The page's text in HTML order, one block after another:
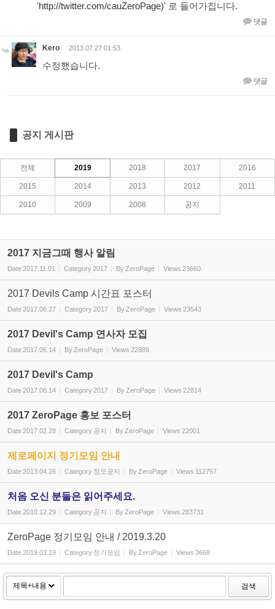
'http://twitter.com/cauZeroPage)' 로 들어가집니다.
댓글
Kero 2013.07.27 01:53
수정했습니다.
댓글
공지 게시판
전체 2019 2018 2017 2016
2015 2014 2013 2012 2011
2010 2009 2008 공지
2017 지금그때 행사 알림
Date2017.11.01 Category2017 By ZeroPage Views 23660
2017 Devils Camp 시간표 포스터
Date2017.06.27 Category2017 By ZeroPage Views 23543
2017 Devil's Camp 연사자 모집
Date2017.06.14 By ZeroPage Views 22889
2017 Devil's Camp
Date2017.06.14 Category2017 By ZeroPage Views 22814
2017 ZeroPage 홍보 포스터
Date2017.02.28 Category 공지 By ZeroPage Views 22001
제로페이지 정기모임 안내
Date2013.04.26 Category 정모공지 By ZeroPage Views 112757
처음 오신 분들은 읽어주세요.
Date2010.12.29 Category 공지 By ZeroPage Views 283731
ZeroPage 정기모임 안내 / 2019.3.20
Date2019.03.19 Category 정기모임 By ZeroPage Views 3668
검색